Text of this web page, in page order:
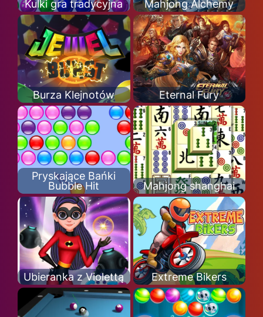
Kulki gra tradycyjna Mahjong Alchemy
Burza Klejnotów Eternal Fury
Pryskające Bańki
Bubble Hit
Mahjong shanghai
Ubieranka z Violettą Extreme Bikers